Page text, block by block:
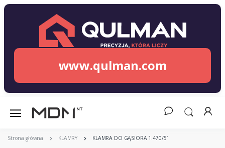
www.qulman.com
Strona główna KLAMRY KLAMRA DO GĄSIORA 1.470/51